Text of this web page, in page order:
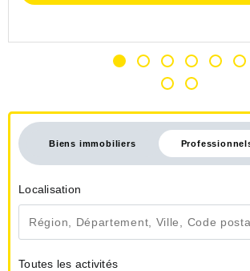
Biens immobiliers
Localisation
Toutes les activités